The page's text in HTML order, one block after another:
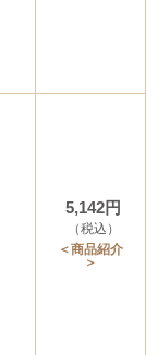
5,142円
（税込）
＜商品紹介
＞